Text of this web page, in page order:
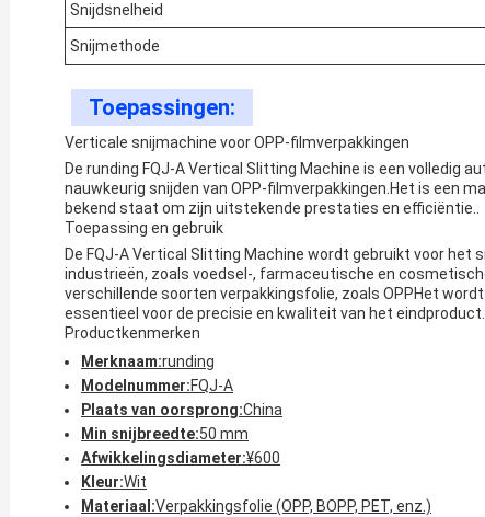
Snijdsnelheid
Snijmethode
Toepassingen:
Verticale snijmachine voor OPP-filmverpakkingen
De runding FQJ-A Vertical Slitting Machine is een volledig
nauwkeurig snijden van OPP-filmverpakkingen.Het is een
bekend staat om zijn uitstekende prestaties en efficiëntie..
Toepassing en gebruik
De FQJ-A Vertical Slitting Machine wordt gebruikt voor het
industrieën, zoals voedsel-, farmaceutische en
verschillende soorten verpakkingsfolie, zoals OPPHet
essentieel voor de precisie en kwaliteit van het eindproduct.
Productkenmerken
Merknaam:runding
Modelnummer:FQJ-A
Plaats van oorsprong:China
Min snijbreedte:50 mm
Afwikkelingsdiameter:¥600
Kleur:Wit
Materiaal:Verpakkingsfolie (OPP, BOPP, PET, enz.)